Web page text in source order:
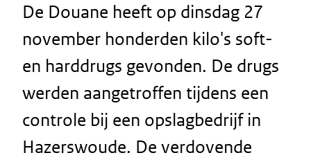
De Douane heeft op dinsdag 27
november honderden kilo's soft-
en harddrugs gevonden. De drugs
werden aangetroffen tijdens een
controle bij een opslagbedrijf in
Hazerswoude. De verdovende